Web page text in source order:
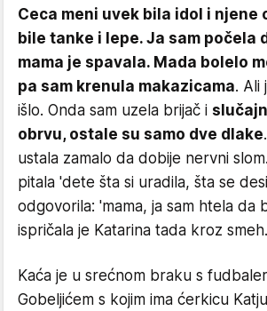
Ceca meni uvek bila idol i njene
bile tanke i lepe. Ja sam počela
mama je spavala. Mada bolelo
pa sam krenula makazicama. Ali
išlo. Onda sam uzela brijač i
obrvu, ostale su samo dve dlake
ustala zamalo da dobije nervni
pitala 'dete šta si uradila, šta se
odgovorila: 'mama, ja sam htela da
ispričala je Katarina tada kroz smeh.
Kaća je u srećnom braku s
Gobeljićem s kojim ima ćerkicu